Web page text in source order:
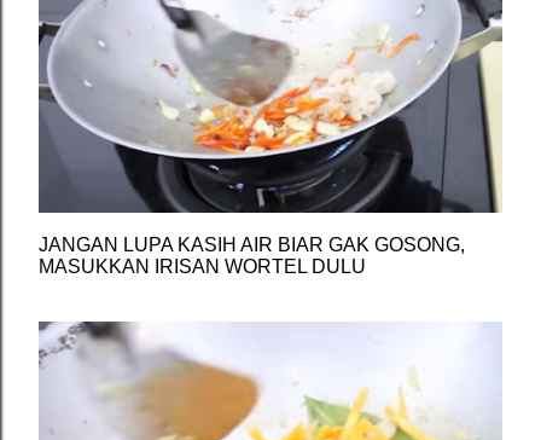
JANGAN LUPA KASIH AIR BIAR GAK GOSONG,
MASUKKAN IRISAN WORTEL DULU